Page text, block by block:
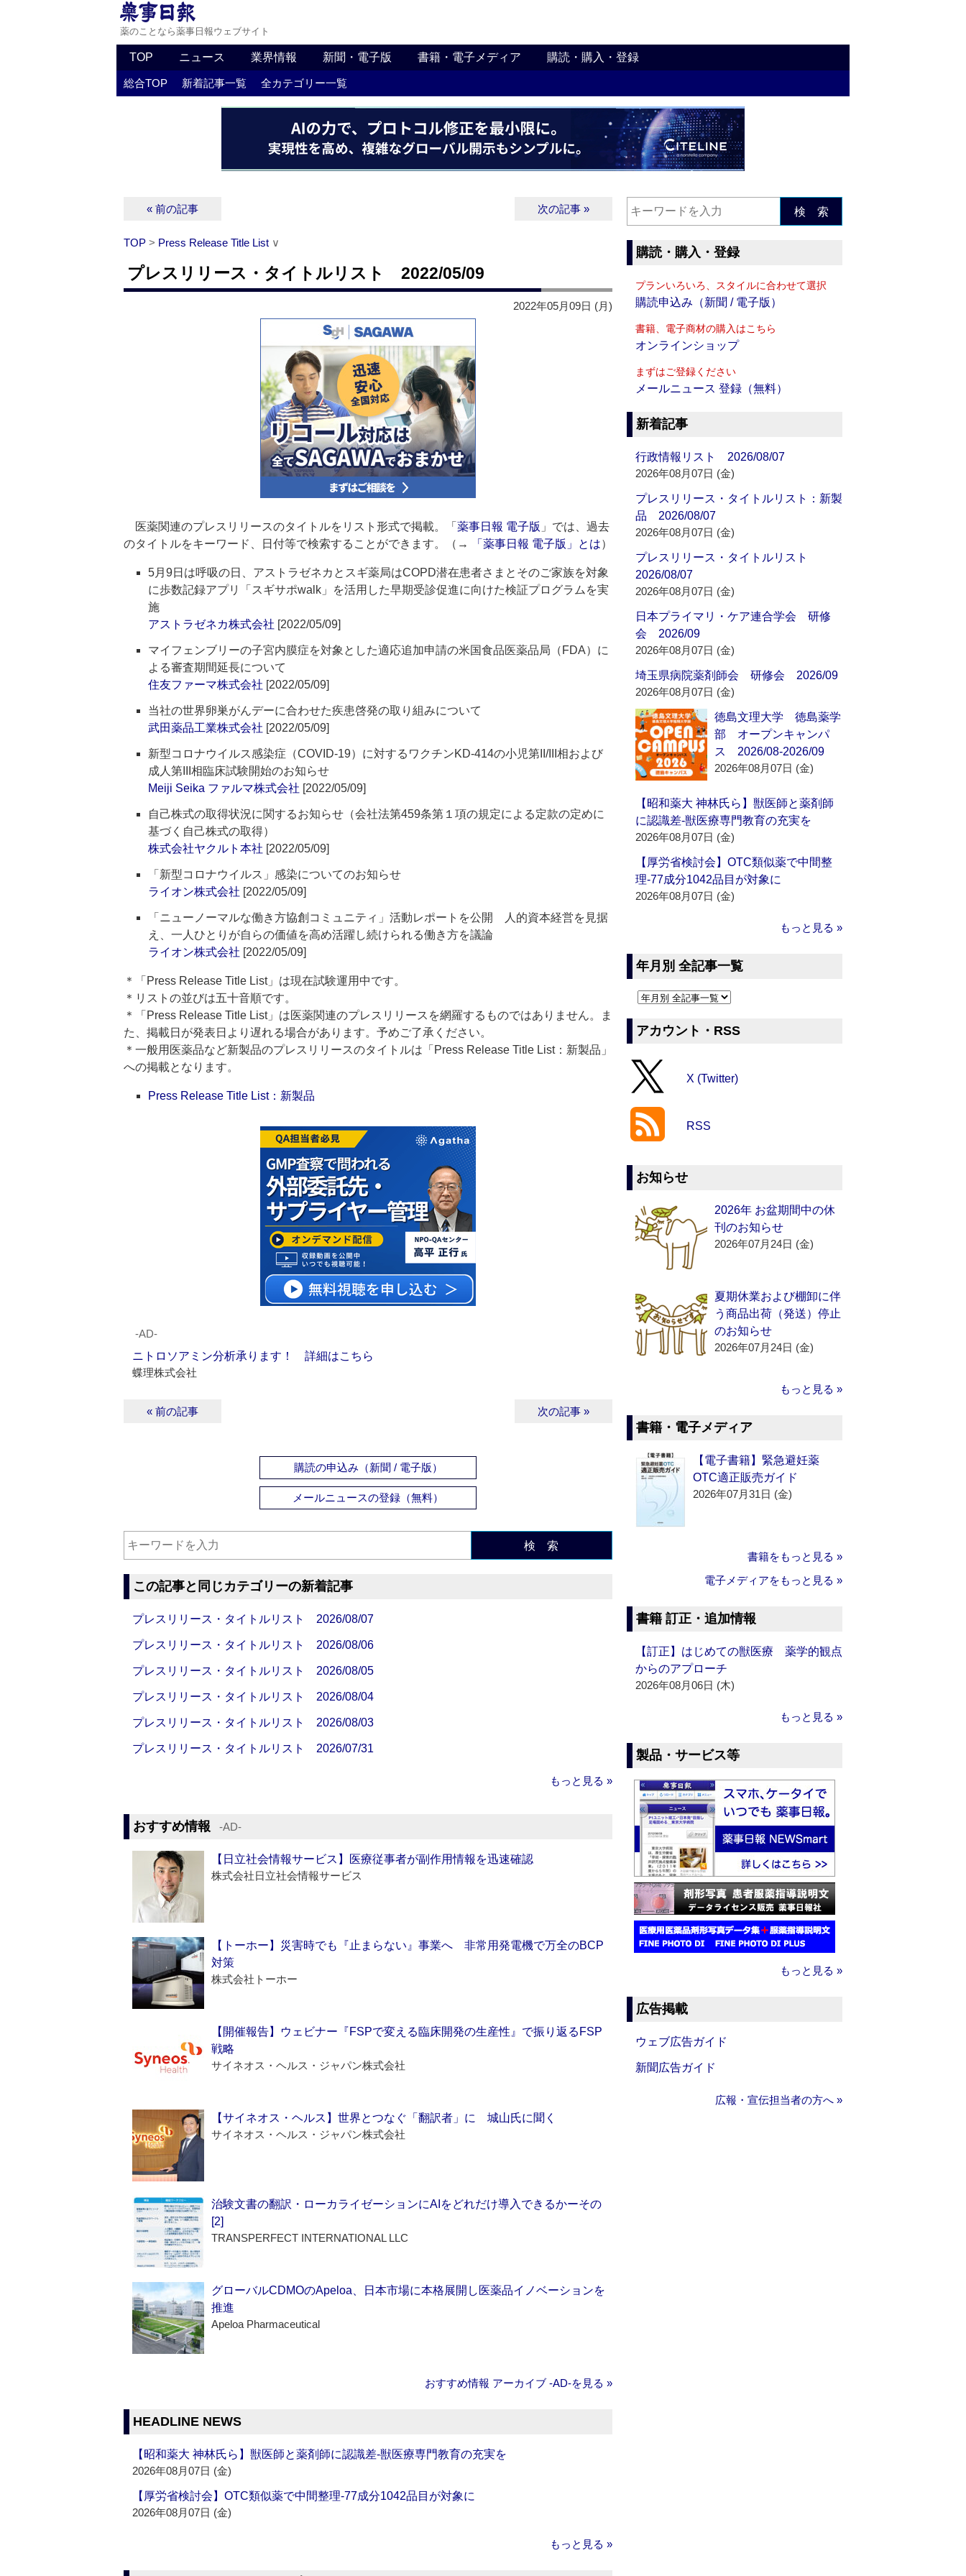
薬のことなら薬事日報ウェブサイト
TOP ニュース 業界情報 新聞・電子版 書籍・電子メディア 購読・購入・登録
総合TOP 新着記事一覧 全カテゴリー一覧
« 前の記事 次の記事 »
TOP > Press Release Title List ∨
プレスリリース・タイトルリスト 2022/05/09
2022年05月09日 (月)
医薬関連のプレスリリースのタイトルをリスト形式で掲載。「 薬事日報 電子版 」では、過去
のタイトルをキーワード、日付等で検索することができます。（→
「薬事日報 電子版」とは）
5月9日は呼吸の日、アストラゼネカとスギ薬局はCOPD潜在患者さまとそのご家族を対象
に歩数記録アプリ「スギサポwalk」を活用した早期受診促進に向けた検証プログラムを実
施
アストラゼネカ株式会社 [2022/05/09]
マイフェンブリーの子宮内膜症を対象とした適応追加申請の米国食品医薬品局（FDA）に
よる審査期間延長について
住友ファーマ株式会社 [2022/05/09]
当社の世界卵巣がんデーに合わせた疾患啓発の取り組みについて
武田薬品工業株式会社 [2022/05/09]
新型コロナウイルス感染症（COVID-19）に対するワクチンKD-414の小児第II/III相および
成人第III相臨床試験開始のお知らせ
Meiji Seika ファルマ株式会社 [2022/05/09]
自己株式の取得状況に関するお知らせ（会社法第459条第１項の規定による定款の定めに
基づく自己株式の取得）
株式会社ヤクルト本社 [2022/05/09]
「新型コロナウイルス」感染についてのお知らせ
ライオン株式会社 [2022/05/09]
「ニューノーマルな働き方協創コミュニティ」活動レポートを公開 人的資本経営を見据
え、一人ひとりが自らの価値を高め活躍し続けられる働き方を議論
ライオン株式会社 [2022/05/09]
＊「Press Release Title List」は現在試験運用中です。
＊リストの並びは五十音順です。
＊「Press Release Title List」は医薬関連のプレスリリースを網羅するものではありません。ま
た、掲載日が発表日より遅れる場合があります。予めご了承ください。
＊一般用医薬品など新製品のプレスリリースのタイトルは「Press Release Title List：新製品」
への掲載となります。
Press Release Title List：新製品
‐AD‐
ニトロソアミン分析承ります！ 詳細はこちら
蝶理株式会社
« 前の記事 次の記事 »
購読の申込み（新聞 / 電子版）
メールニュースの登録（無料）
検 索
この記事と同じカテゴリーの新着記事
プレスリリース・タイトルリスト 2026/08/07
プレスリリース・タイトルリスト 2026/08/06
プレスリリース・タイトルリスト 2026/08/05
プレスリリース・タイトルリスト 2026/08/04
プレスリリース・タイトルリスト 2026/08/03
プレスリリース・タイトルリスト 2026/07/31
もっと見る »
おすすめ情報 ‐AD‐
【日立社会情報サービス】医療従事者が副作用情報を迅速確認
株式会社日立社会情報サービス
【トーホー】災害時でも『止まらない』事業へ 非常用発電機で万全のBCP
対策
株式会社トーホー
【開催報告】ウェビナー『FSPで変える臨床開発の生産性』で振り返るFSP
戦略
サイネオス・ヘルス・ジャパン株式会社
【サイネオス・ヘルス】世界とつなぐ「翻訳者」に 城山氏に聞く
サイネオス・ヘルス・ジャパン株式会社
治験文書の翻訳・ローカライゼーションにAIをどれだけ導入できるかーその
[2]
TRANSPERFECT INTERNATIONAL LLC
グローバルCDMOのApeloa、日本市場に本格展開し医薬品イノベーションを
推進
Apeloa Pharmaceutical
おすすめ情報 アーカイブ ‐AD‐を見る »
HEADLINE NEWS
【昭和薬大 神林氏ら】獣医師と薬剤師に認識差‐獣医療専門教育の充実を
2026年08月07日 (金)
【厚労省検討会】OTC類似薬で中間整理‐77成分1042品目が対象に
2026年08月07日 (金)
もっと見る »
検 索
購読・購入・登録
プランいろいろ、スタイルに合わせて選択
購読申込み（新聞 / 電子版）
書籍、電子商材の購入はこちら
オンラインショップ
まずはご登録ください
メールニュース 登録（無料）
新着記事
行政情報リスト 2026/08/07
2026年08月07日 (金)
プレスリリース・タイトルリスト：新製
品 2026/08/07
2026年08月07日 (金)
プレスリリース・タイトルリスト
2026/08/07
2026年08月07日 (金)
日本プライマリ・ケア連合学会 研修
会 2026/09
2026年08月07日 (金)
埼玉県病院薬剤師会 研修会 2026/09
2026年08月07日 (金)
徳島文理大学 徳島薬学
部 オープンキャンパ
ス 2026/08-2026/09
2026年08月07日 (金)
【昭和薬大 神林氏ら】獣医師と薬剤師
に認識差‐獣医療専門教育の充実を
2026年08月07日 (金)
【厚労省検討会】OTC類似薬で中間整
理‐77成分1042品目が対象に
2026年08月07日 (金)
もっと見る »
年月別 全記事一覧
アカウント・RSS
X (Twitter)
RSS
お知らせ
2026年 お盆期間中の休
刊のお知らせ
2026年07月24日 (金)
夏期休業および棚卸に伴
う商品出荷（発送）停止
のお知らせ
2026年07月24日 (金)
もっと見る »
書籍・電子メディア
【電子書籍】緊急避妊薬
OTC適正販売ガイド
2026年07月31日 (金)
書籍をもっと見る »
電子メディアをもっと見る »
書籍 訂正・追加情報
【訂正】はじめての獣医療 薬学的観点
からのアプローチ
2026年08月06日 (木)
もっと見る »
製品・サービス等
もっと見る »
広告掲載
ウェブ広告ガイド
新聞広告ガイド
広報・宣伝担当者の方へ »